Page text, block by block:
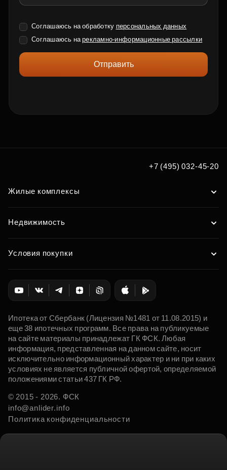
Соглашаюсь на обработку персональных данных
Соглашаюсь нарекламно-информационные рассылки
Отправить
+7 (495) 032-45-20
Жилые комплексы
Недвижимость
Условия покупки
Ипотека от Сбербанк (Лицензия №1481 от 11.08.2015) и
еще 38 ипотечных программ. Все права на публикуемые
на сайте материалы принадлежат ГК ФСК. Любая
информация, представленная на данном сайте, носит
исключительно информационный характер и ни при каких
условиях не является публичной офертой, определяемой
положениями статьи 437 ГК РФ.
© 2015 - 2026. ФСК
info@anlider.info
Политика конфиденциальности